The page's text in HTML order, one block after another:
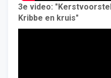
3e video:
Kribbe en kruis"